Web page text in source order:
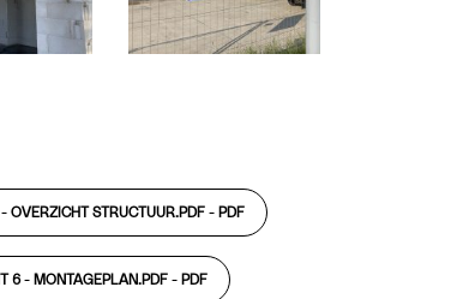
STRUCTUUR.PDF - PDF
6 - MONTAGEPLAN.PDF - PDF